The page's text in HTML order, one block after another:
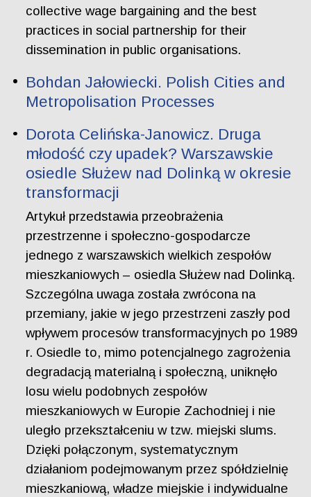
collective wage bargaining and the best
practices in social partnership for their
dissemination in public organisations.
Bohdan Jałowiecki. Polish Cities and
Metropolisation Processes
Dorota Celińska-Janowicz. Druga
młodość czy upadek? Warszawskie
osiedle Służew nad Dolinką w okresie
transformacji
Artykuł przedstawia przeobrażenia
przestrzenne i społeczno-gospodarcze
jednego z warszawskich wielkich zespołów
mieszkaniowych – osiedla Służew nad Dolinką.
Szczególna uwaga została zwrócona na
przemiany, jakie w jego przestrzeni zaszły pod
wpływem procesów transformacyjnych po 1989
r. Osiedle to, mimo potencjalnego zagrożenia
degradacją materialną i społeczną, uniknęło
losu wielu podobnych zespołów
mieszkaniowych w Europie Zachodniej i nie
uległo przekształceniu w tzw. miejski slums.
Dzięki połączonym, systematycznym
działaniom podejmowanym przez spółdzielnię
mieszkaniową, władze miejskie i indywidualne